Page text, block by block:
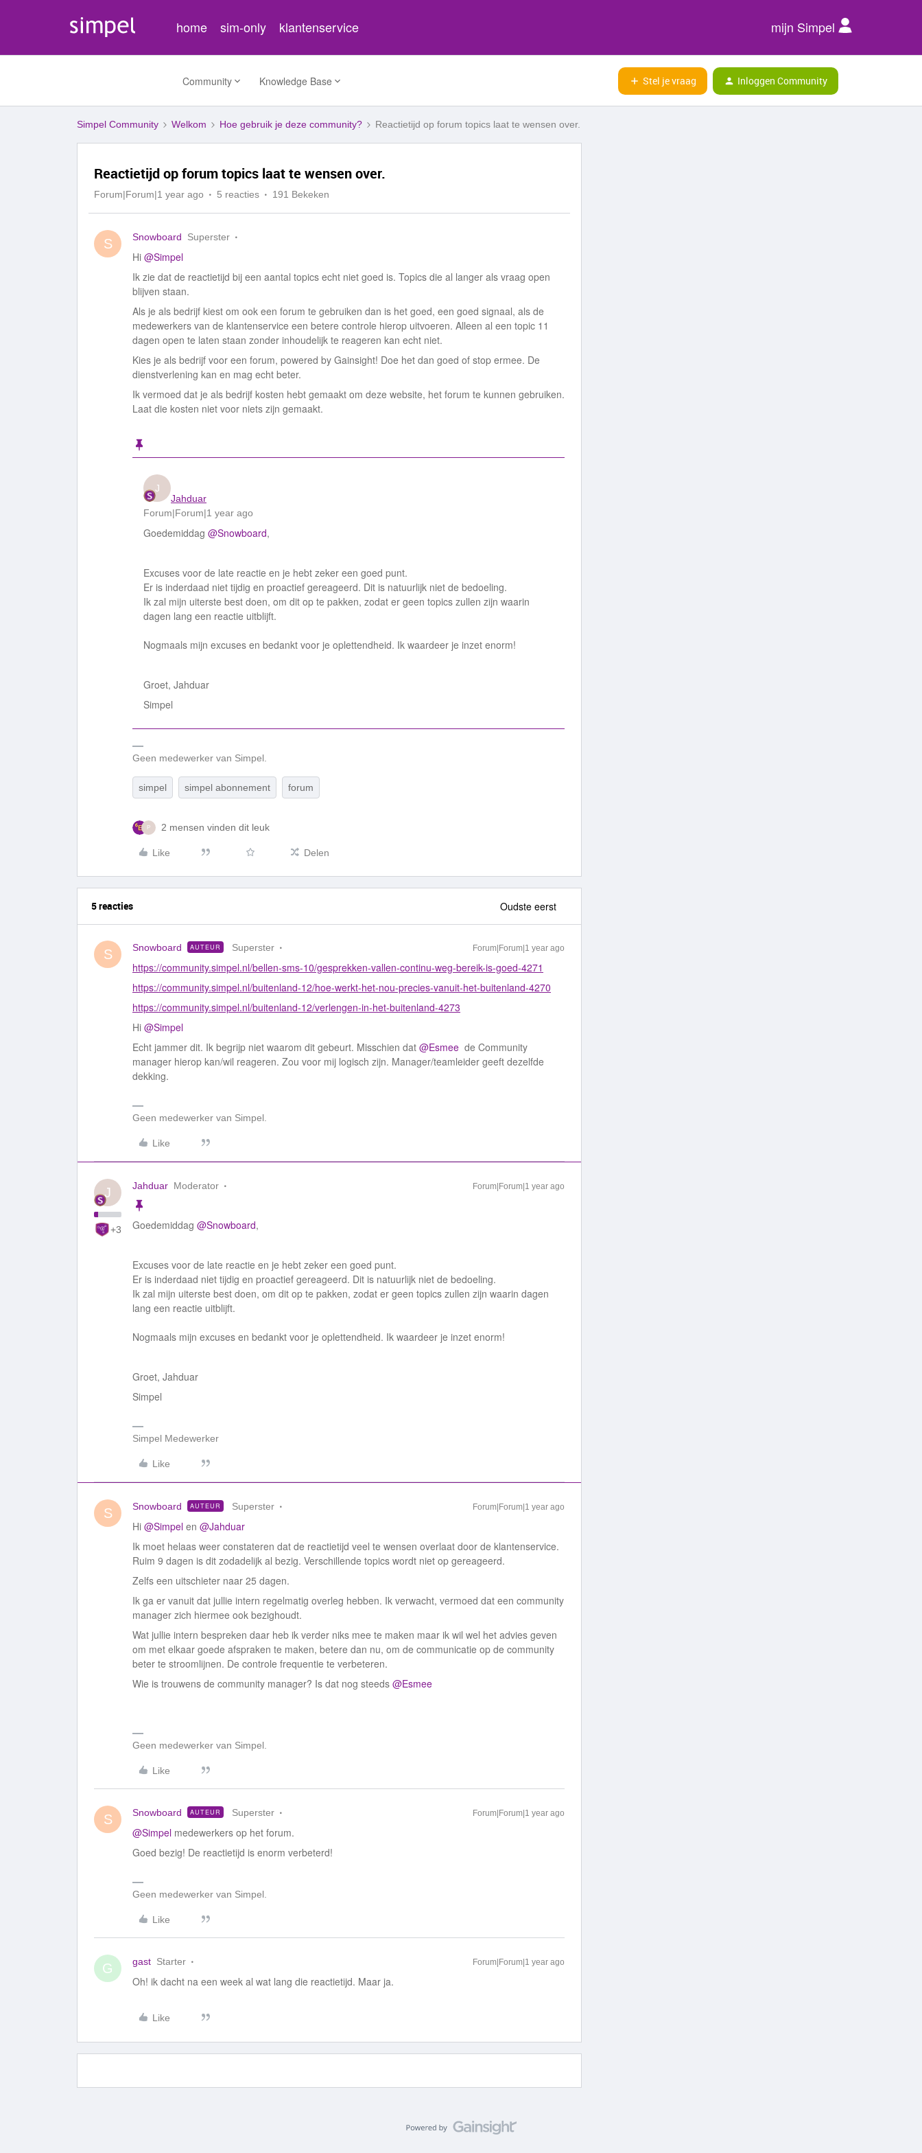
home sim-only klantenservice mijn Simpel
Community Knowledge Base Stel je vraag Inloggen Community
Simpel Community Welkom Hoe gebruik je deze community? Reactietijd op forum topics laat te wensen over.
Reactietijd op forum topics laat te wensen over.
Forum|Forum|1 year ago 5 reacties 191 Bekeken
S Snowboard Superster
Hi @Simpel
Ik zie dat de reactietijd bij een aantal topics echt niet goed is. Topics die al langer als vraag open
blijven staan.
Als je als bedrijf kiest om ook een forum te gebruiken dan is het goed, een goed signaal, als de
medewerkers van de klantenservice een betere controle hierop uitvoeren. Alleen al een topic 11
dagen open te laten staan zonder inhoudelijk te reageren kan echt niet.
Kies je als bedrijf voor een forum, powered by Gainsight! Doe het dan goed of stop ermee. De
dienstverlening kan en mag echt beter.
Ik vermoed dat je als bedrijf kosten hebt gemaakt om deze website, het forum te kunnen gebruiken.
Laat die kosten niet voor niets zijn gemaakt.
J
Jahduar
Forum|Forum|1 year ago
Goedemiddag @Snowboard,
Excuses voor de late reactie en je hebt zeker een goed punt.
Er is inderdaad niet tijdig en proactief gereageerd. Dit is natuurlijk niet de bedoeling.
Ik zal mijn uiterste best doen, om dit op te pakken, zodat er geen topics zullen zijn waarin
dagen lang een reactie uitblijft.
Nogmaals mijn excuses en bedankt voor je oplettendheid. Ik waardeer je inzet enorm!
Groet, Jahduar
Simpel
Geen medewerker van Simpel.
simpel simpel abonnement forum
P 2 mensen vinden dit leuk
Like Delen
5 reacties Oudste eerst
S Snowboard AUTEUR Superster Forum|Forum|1 year ago
https://community.simpel.nl/bellen-sms-10/gesprekken-vallen-continu-weg-bereik-is-goed-4271
https://community.simpel.nl/buitenland-12/hoe-werkt-het-nou-precies-vanuit-het-buitenland-4270
https://community.simpel.nl/buitenland-12/verlengen-in-het-buitenland-4273
Hi @Simpel
Echt jammer dit. Ik begrijp niet waarom dit gebeurt. Misschien dat @Esmee de Community
manager hierop kan/wil reageren. Zou voor mij logisch zijn. Manager/teamleider geeft dezelfde
dekking.
Geen medewerker van Simpel.
Like
J
+3
Jahduar Moderator Forum|Forum|1 year ago
Goedemiddag @Snowboard,
Excuses voor de late reactie en je hebt zeker een goed punt.
Er is inderdaad niet tijdig en proactief gereageerd. Dit is natuurlijk niet de bedoeling.
Ik zal mijn uiterste best doen, om dit op te pakken, zodat er geen topics zullen zijn waarin dagen
lang een reactie uitblijft.
Nogmaals mijn excuses en bedankt voor je oplettendheid. Ik waardeer je inzet enorm!
Groet, Jahduar
Simpel
Simpel Medewerker
Like
S Snowboard AUTEUR Superster Forum|Forum|1 year ago
Hi @Simpel en @Jahduar
Ik moet helaas weer constateren dat de reactietijd veel te wensen overlaat door de klantenservice.
Ruim 9 dagen is dit zodadelijk al bezig. Verschillende topics wordt niet op gereageerd.
Zelfs een uitschieter naar 25 dagen.
Ik ga er vanuit dat jullie intern regelmatig overleg hebben. Ik verwacht, vermoed dat een community
manager zich hiermee ook bezighoudt.
Wat jullie intern bespreken daar heb ik verder niks mee te maken maar ik wil wel het advies geven
om met elkaar goede afspraken te maken, betere dan nu, om de communicatie op de community
beter te stroomlijnen. De controle frequentie te verbeteren.
Wie is trouwens de community manager? Is dat nog steeds @Esmee
Geen medewerker van Simpel.
Like
S Snowboard AUTEUR Superster Forum|Forum|1 year ago
@Simpel medewerkers op het forum.
Goed bezig! De reactietijd is enorm verbeterd!
Geen medewerker van Simpel.
Like
G gast Starter Forum|Forum|1 year ago
Oh! ik dacht na een week al wat lang die reactietijd. Maar ja.
Like